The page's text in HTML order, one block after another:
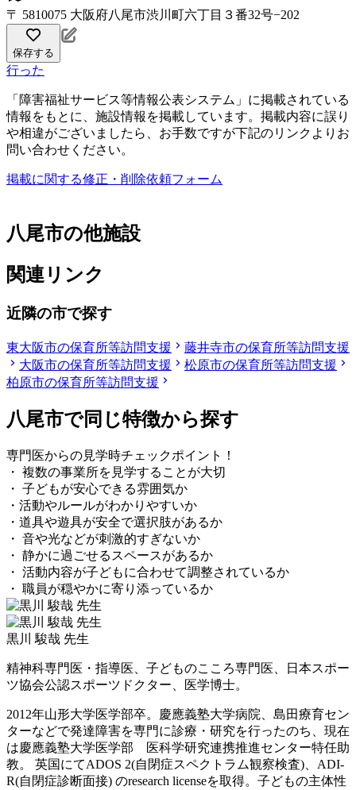
〒 5810075 大阪府八尾市渋川町六丁目３番32号−202
保存する
行った
「障害福祉サービス等情報公表システム」に掲載されている
情報をもとに、施設情報を掲載しています。掲載内容に誤り
や相違がございましたら、お手数ですが下記のリンクよりお
問い合わせください。
掲載に関する修正・削除依頼フォーム
八尾市の他施設
関連リンク
近隣の市で探す
東大阪市の保育所等訪問支援
藤井寺市の保育所等訪問支援
大阪市の保育所等訪問支援
松原市の保育所等訪問支援
柏原市の保育所等訪問支援
八尾市で同じ特徴から探す
専門医からの見学時チェックポイント！
・ 複数の事業所を見学することが大切
・ 子どもが安心できる雰囲気か
・活動やルールがわかりやすいか
・道具や遊具が安全で選択肢があるか
・ 音や光などが刺激的すぎないか
・ 静かに過ごせるスペースがあるか
・ 活動内容が子どもに合わせて調整されているか
・ 職員が穏やかに寄り添っているか
黒川 駿哉 先生
精神科専門医・指導医、子どものこころ専門医、日本スポー
ツ協会公認スポーツドクター、医学博士。
2012年山形大学医学部卒。慶應義塾大学病院、島田療育セン
ターなどで発達障害を専門に診療・研究を行ったのち、現在
は慶應義塾大学医学部 医科学研究連携推進センター特任助
教。 英国にてADOS 2(自閉症スペクトラム観察検査)、ADI-
R(自閉症診断面接) のresearch licenseを取得。子どもの主体性